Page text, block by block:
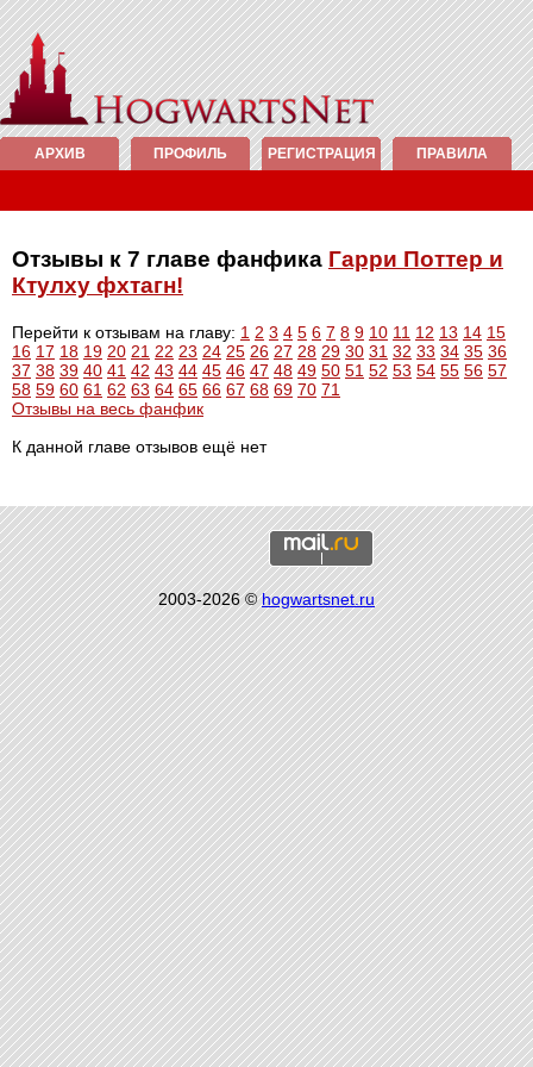
АРХИВ ПРОФИЛЬ РЕГИСТРАЦИЯ ПРАВИЛА
Отзывы к 7 главе фанфика Гарри Поттер и
Ктулху фхтагн!
Перейти к отзывам на главу: 1 2 3 4 5 6 7 8 9 10 11 12 13 14 15
16 17 18 19 20 21 22 23 24 25 26 27 28 29 30 31 32 33 34 35 36
37 38 39 40 41 42 43 44 45 46 47 48 49 50 51 52 53 54 55 56 57
58 59 60 61 62 63 64 65 66 67 68 69 70 71
Отзывы на весь фанфик
К данной главе отзывов ещё нет
2003-2026 ©hogwartsnet.ru